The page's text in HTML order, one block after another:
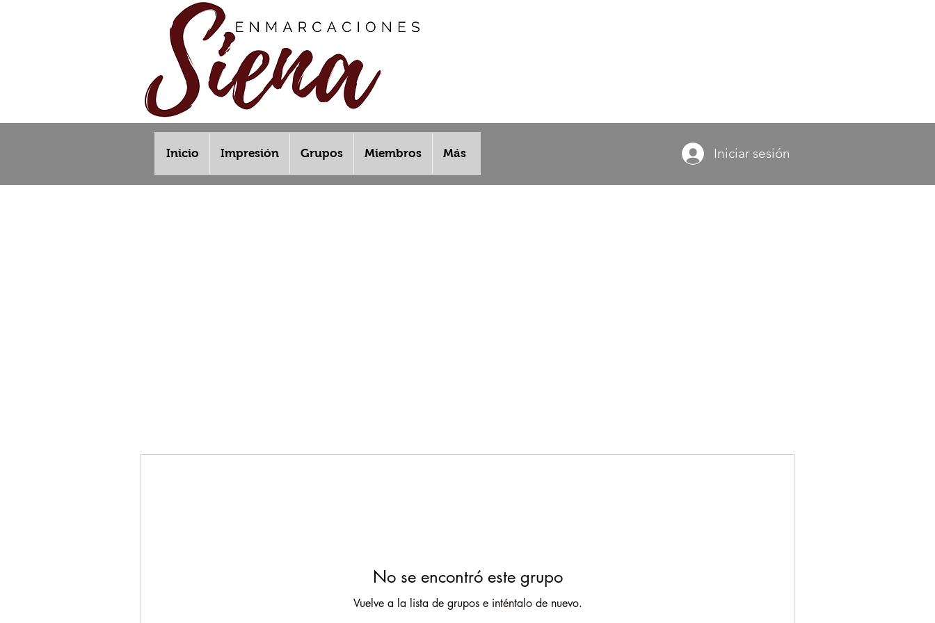
Inicio Impresión Grupos Miembros Más Iniciar sesión
No se encontró este grupo
Vuelve a la lista de grupos e inténtalo de nuevo.